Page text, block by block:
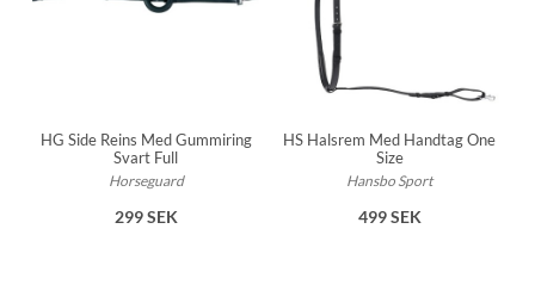
HG Side Reins Med Gummiring
Svart Full
Horseguard
299 SEK
HS Halsrem Med Handtag One
Size
Hansbo Sport
499 SEK